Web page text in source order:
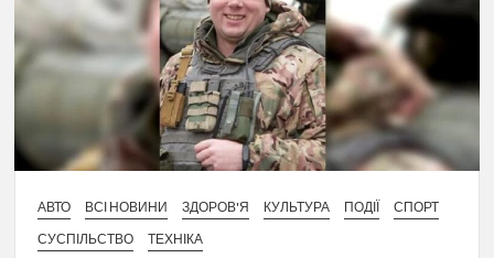
АВТО ВСІ НОВИНИ ЗДОРОВ'Я КУЛЬТУРА ПОДІЇ
СПОРТ
СУСПІЛЬСТВО
ТЕХНІКА